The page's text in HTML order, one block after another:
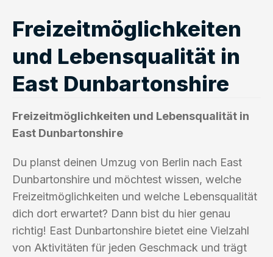
Freizeitmöglichkeiten
und Lebensqualität in
East Dunbartonshire
Freizeitmöglichkeiten und Lebensqualität in
East Dunbartonshire
Du planst deinen Umzug von Berlin nach East
Dunbartonshire und möchtest wissen, welche
Freizeitmöglichkeiten und welche Lebensqualität
dich dort erwartet? Dann bist du hier genau
richtig! East Dunbartonshire bietet eine Vielzahl
von Aktivitäten für jeden Geschmack und trägt